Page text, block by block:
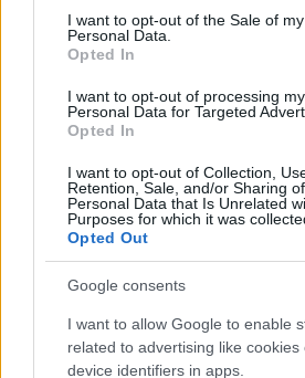
consent section.
I want to opt-out of the Sale of my
Personal Data.
Opted In
I want to opt-out of processing my
Personal Data for Targeted
Opted In
I want to opt-out of Collection,
Retention, Sale, and/or Sharing
Personal Data that Is Unrelated
Purposes for which it was
Opted Out
Google consents
I want to allow Google to enable
related to advertising like cookies
device identifiers in apps.